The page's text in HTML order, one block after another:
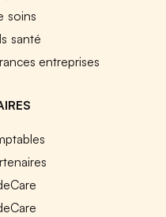
soins
santé
entreprises